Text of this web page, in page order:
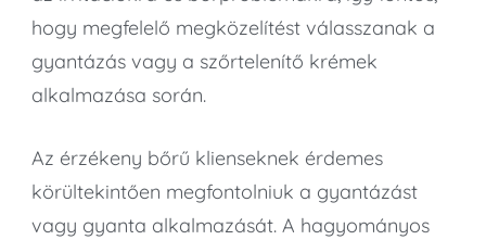
hogy megfelelő megközelítést válasszanak a
gyantázás vagy a szőrtelenítő krémek
alkalmazása során.
Az érzékeny bőrű klienseknek érdemes
körültekintően megfontolniuk a gyantázást
vagy gyanta alkalmazását. A hagyományos